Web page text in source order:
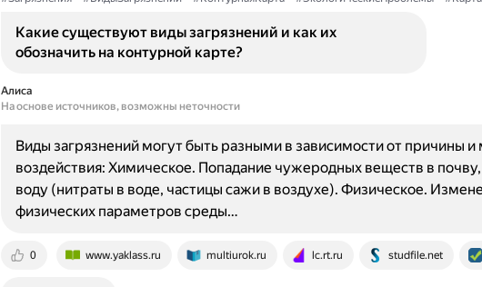
Какие существуют виды загрязнений и как их
обозначить на контурной карте?
Алиса
На основе источников, возможны неточности
0 www.yaklass.ru multiurok.ru lc.rt.ru studfile.net
Виды загрязнений могут быть разными в зависимости от причины и
воздействия: Химическое. Попадание чужеродных веществ в почву,
воду (нитраты в воде, частицы сажи в воздухе). Физическое.
физических параметров среды…